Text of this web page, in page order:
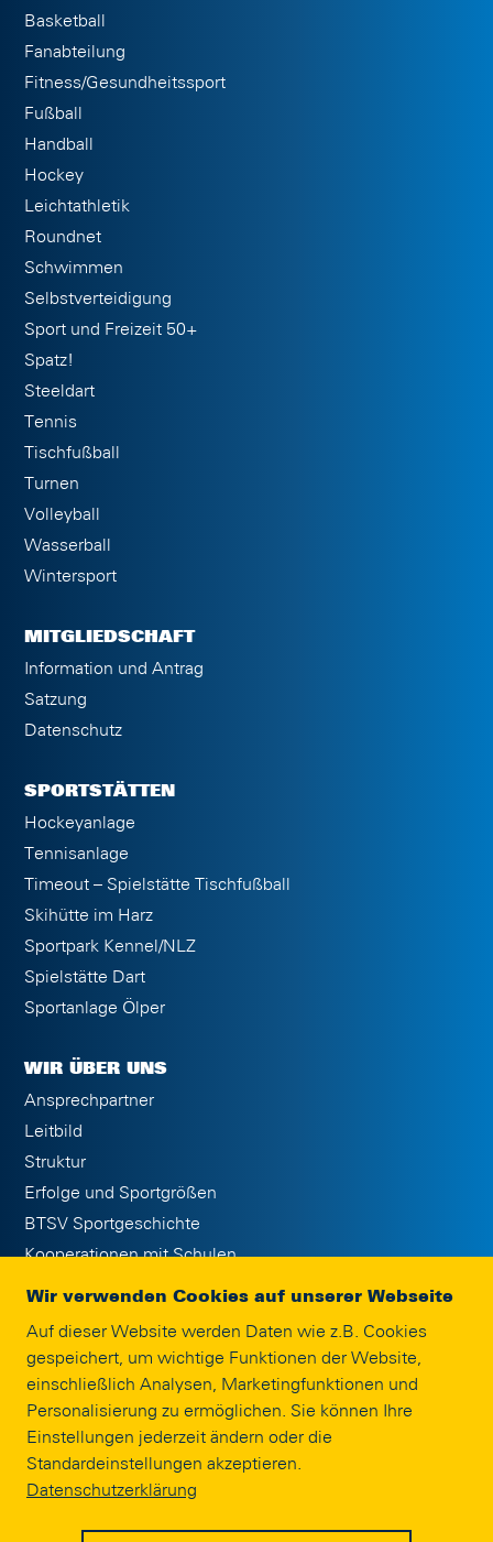
Basketball
Fanabteilung
Fitness/Gesundheitssport
Fußball
Handball
Hockey
Leichtathletik
Roundnet
Schwimmen
Selbstverteidigung
Sport und Freizeit 50+
Spatz!
Steeldart
Tennis
Tischfußball
Turnen
Volleyball
Wasserball
Wintersport
MITGLIEDSCHAFT
Information und Antrag
Satzung
Datenschutz
SPORTSTÄTTEN
Hockeyanlage
Tennisanlage
Timeout – Spielstätte Tischfußball
Skihütte im Harz
Sportpark Kennel/NLZ
Spielstätte Dart
Sportanlage Ölper
WIR ÜBER UNS
Ansprechpartner
Leitbild
Struktur
Erfolge und Sportgrößen
BTSV Sportgeschichte
Kooperationen mit Schulen
Interne Meldestelle
Impressum
SPONSORING
Wir verwenden Cookies auf unserer Webseite
Auf dieser Website werden Daten wie z.B. Cookies
gespeichert, um wichtige Funktionen der Website,
einschließlich Analysen, Marketingfunktionen und
Personalisierung zu ermöglichen. Sie können Ihre
Einstellungen jederzeit ändern oder die
Standardeinstellungen akzeptieren.
Datenschutzerklärung